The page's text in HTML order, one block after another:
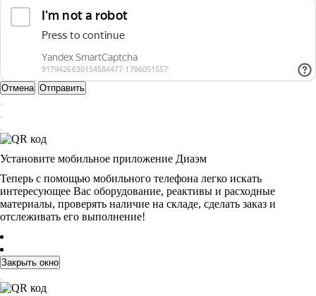
Отмена Отправить
Установите мобильное приложение Диаэм
Теперь с помощью мобильного телефона легко искать
интересующее Вас оборудование, реактивы и расходные
материалы, проверять наличие на складе, сделать заказ и
отслеживать его выполнение!
Закрыть окно